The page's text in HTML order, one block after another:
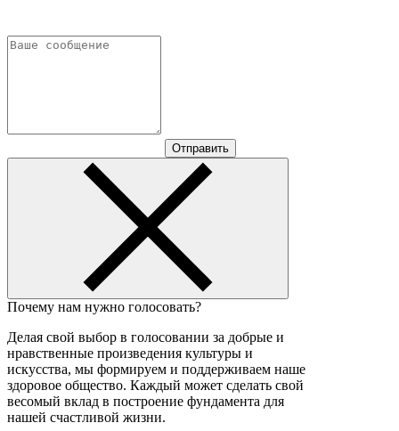
Отправить
Почему нам нужно голосовать?
Делая свой выбор в голосовании за добрые и
нравственные произведения культуры и
искусства, мы формируем и поддерживаем наше
здоровое общество. Каждый может сделать свой
весомый вклад в построение фундамента для
нашей счастливой жизни.